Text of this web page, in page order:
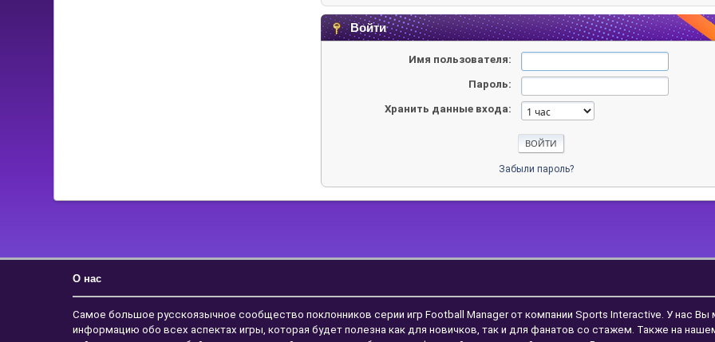
Войти
Имя пользователя:
Пароль:
Хранить данные входа:
Забыли пароль?
О нас
Самое большое русскоязычное сообщество поклонников серии игр Football Manager от компании Sports Interactive. У нас Вы
информацию обо всех аспектах игры, которая будет полезна как для новичков, так и для фанатов со стажем. Также на